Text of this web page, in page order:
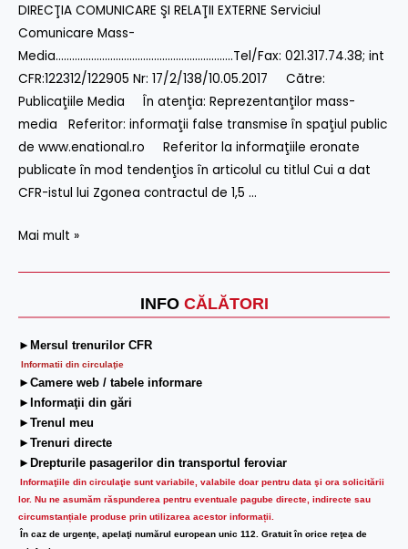
INFO CĂLĂTORI
►Mersul trenurilor CFR
Informatii din circulaţie
►Camere web / tabele informare
►Informaţii din gări
►Trenul meu
►Trenuri directe
►Drepturile pasagerilor din transportul feroviar
Informaţiile din circulaţie sunt variabile, valabile doar pentru data şi ora solicitării
lor. Nu ne asumăm răspunderea pentru eventuale pagube directe, indirecte sau
circumstanțiale produse prin utilizarea acestor informații.
În caz de urgenţe, apelaţi numărul european unic 112. Gratuit în orice reţea de
DIRECŢIA COMUNICARE ŞI RELAŢII EXTERNE Serviciul
Comunicare Mass-
Media………………………………………………………..Tel/Fax: 021.317.74.38; int
CFR:122312/122905 Nr: 17/2/138/10.05.2017 Către:
Publicaţiile Media În atenţia: Reprezentanţilor mass-
media Referitor: informaţii false transmise în spaţiul public
de www.enational.ro Referitor la informaţiile eronate
publicate în mod tendenţios în articolul cu titlul Cui a dat
CFR-istul lui Zgonea contractul de 1,5 …
eNational
Mai mult »